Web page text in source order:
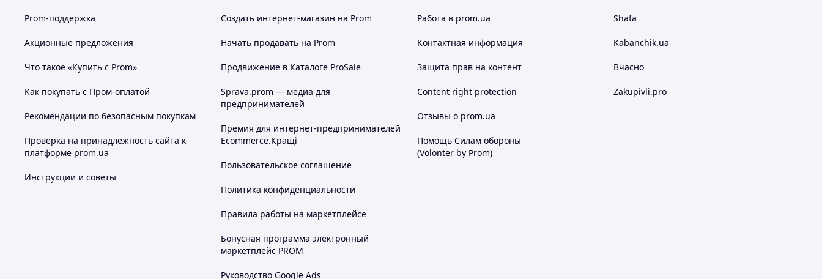
Prom-поддержка
Акционные предложения
Что такое «Купить с Prom»
Как покупать с Пром-оплатой
Рекомендации по безопасным покупкам
Проверка на принадлежность сайта к
платформе prom.ua
Инструкции и советы
Создать интернет-магазин на Prom
Начать продавать на Prom
Продвижение в Каталоге ProSale
Sprava.prom — медиа для
предпринимателей
Премия для интернет-предпринимателей
Ecommerce.Кращі
Пользовательское соглашение
Политика конфиденциальности
Правила работы на маркетплейсе
Бонусная программа электронный
маркетплейс PROM
Руководство Google Ads
Работа в prom.ua
Контактная информация
Защита прав на контент
Content right protection
Отзывы о prom.ua
Помощь Силам обороны
(Volonter by Prom)
Shafa
Kabanchik.ua
Вчасно
Zakupivli.pro